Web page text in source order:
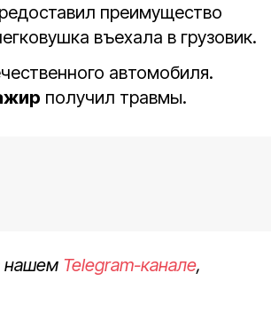
преимущество
въехала в грузовик.
автомобиля.
получил травмы.
нашем Telegram-канале,